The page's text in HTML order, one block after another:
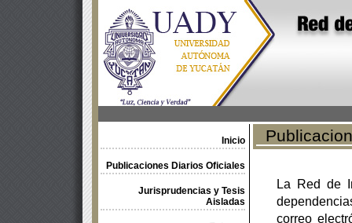
Inicio
Publicaciones Diarios Oficiales
Jurisprudencias y Tesis
Aisladas
La Red de
correo